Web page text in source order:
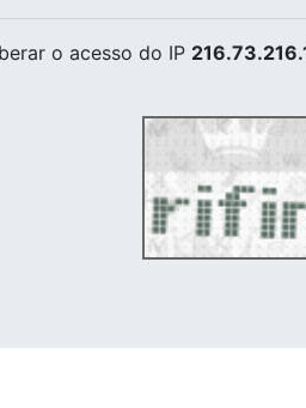
o acesso do IP